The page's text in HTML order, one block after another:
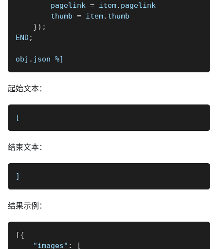
        pagelink
= item. pagelink
        thumb
= item. thumb
}) ;
END ;
obj . json %]
起始文本：
[
结束文本：
]
结果示例：
[{
"images" : [